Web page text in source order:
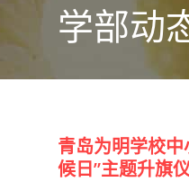
学部动
青岛为明学校中
候日”主题升旗